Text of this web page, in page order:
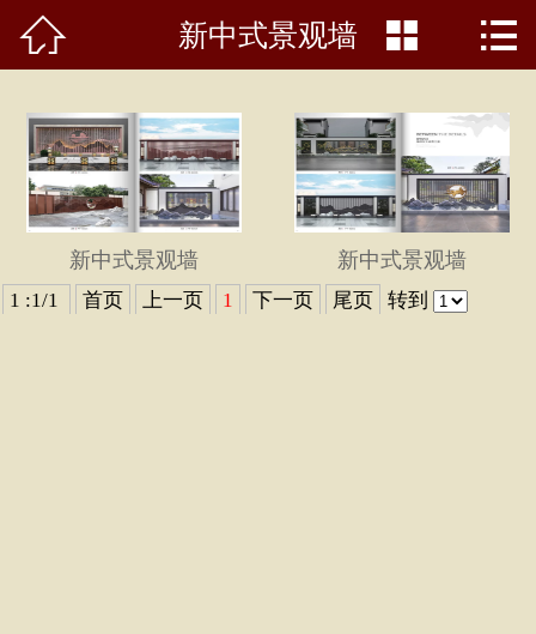
 首页
最新动态
产品中心
产品知识
 新中式景观墙  
新中式景观墙 新中式景观墙
1 :1/1 首页 上一页 1 下一页 尾页 转到